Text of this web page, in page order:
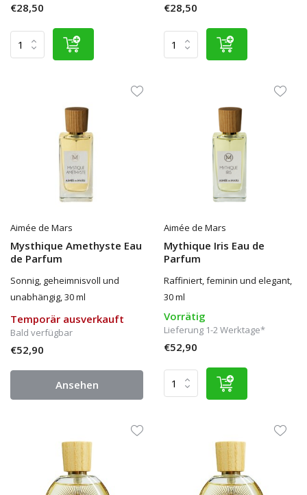
€28,50 €28,50
Aimée de Mars
Mysthique Amethyste Eau
de Parfum
Sonnig, geheimnisvoll und
unabhängig, 30 ml
Temporär ausverkauft
Bald verfügbar
€52,90
Ansehen
Aimée de Mars
Mythique Iris Eau de
Parfum
Raffiniert, feminin und elegant,
30 ml
Vorrätig
Lieferung 1-2 Werktage*
€52,90